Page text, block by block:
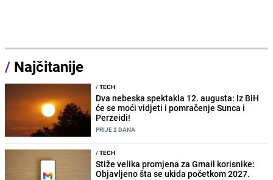
/ Najčitanije
/TECH
Dva nebeska spektakla 12. augusta: Iz BiH
će se moći vidjeti i pomračenje Sunca i
Perzeidi!
PRIJE 2 DANA
/TECH
Stiže velika promjena za Gmail korisnike:
Objavljeno šta se ukida početkom 2027.